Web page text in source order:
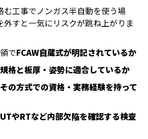
む工事でノンガス半自動を使う場
外すと一気にリスクが跳ね上がりま
でFCAW自蔵式が明記されているか
規格と板厚・姿勢に適合しているか
その方式での資格・実務経験を持って
UTやRTなど内部欠陥を確認する検査